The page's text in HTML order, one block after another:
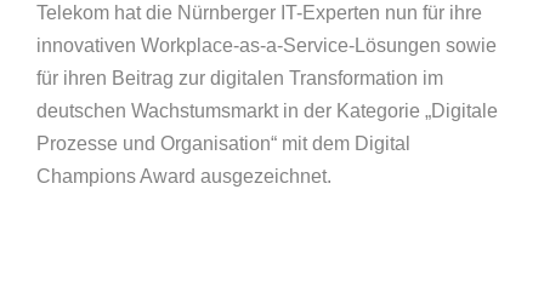
Telekom hat die Nürnberger IT-Experten nun für ihre
innovativen Workplace-as-a-Service-Lösungen sowie
für ihren Beitrag zur digitalen Transformation im
deutschen Wachstumsmarkt in der Kategorie „Digitale
Prozesse und Organisation“ mit dem Digital
Champions Award ausgezeichnet.